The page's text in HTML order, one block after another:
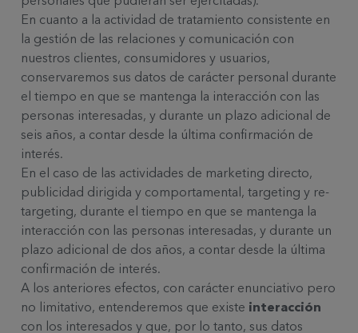
En cuanto a la actividad de tratamiento consistente en
la gestión de las relaciones y comunicación con
nuestros clientes, consumidores y usuarios,
conservaremos sus datos de carácter personal durante
el tiempo en que se mantenga la interacción con las
personas interesadas, y durante un plazo adicional de
seis años, a contar desde la última confirmación de
interés.
En el caso de las actividades de marketing directo,
publicidad dirigida y comportamental, targeting y re-
targeting, durante el tiempo en que se mantenga la
interacción con las personas interesadas, y durante un
plazo adicional de dos años, a contar desde la última
confirmación de interés.
A los anteriores efectos, con carácter enunciativo pero
no limitativo, entenderemos que existe interacción
con los interesados y que, por lo tanto, sus datos